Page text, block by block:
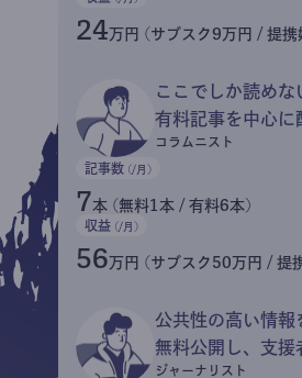
24万円 (サブスク9万円 / 提
ここでしか読めな
有料記事を中心に
コラムニスト
記事数 (/月)
7本 (無料1本 / 有料6本)
収益 (/月)
56万円 (サブスク50万円 / 提
公共性の高い情報
無料公開し、支援
ジャーナリスト